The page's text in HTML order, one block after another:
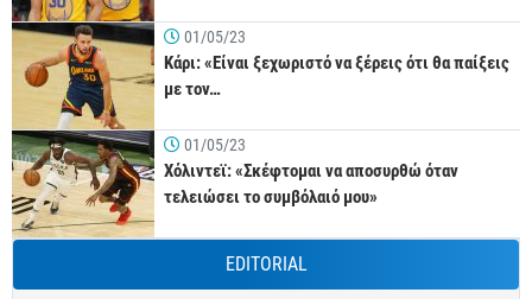
01/05/23
Κάρι: «Είναι ξεχωριστό να ξέρεις ότι θα παίξεις
με τον…
01/05/23
Χόλιντεϊ: «Σκέφτομαι να αποσυρθώ όταν
τελειώσει το συμβόλαιό μου»
EDITORIAL